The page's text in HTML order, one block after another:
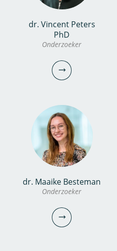
Femke de Boer MSc
PhD candidate
femke.de.boer@kwrwater.nl
bekijk profiel
dr. Vincent Peters
PhD
Onderzoeker
dr. Vincent Peters
Onderzoeker
dr. Maaike Besteman
Onderzoeker